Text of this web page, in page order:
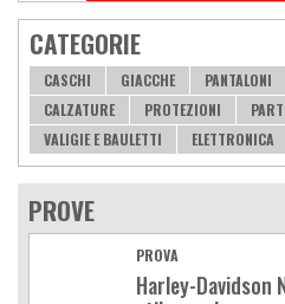
CATEGORIE
CASCHI GIACCHE PANTALONI
CALZATURE
PROTEZIONI
VALIGIE E BAULETTI
ELETTRONICA
PROVE
PROVA
Harley-Davidson